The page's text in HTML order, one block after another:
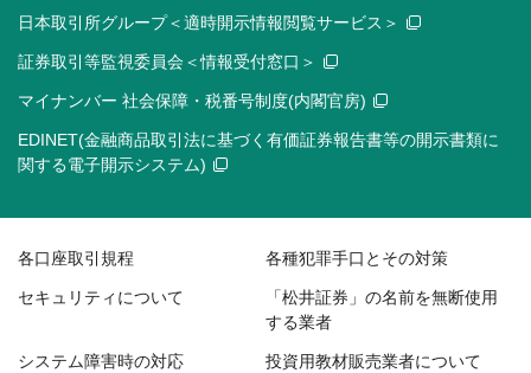
日本取引所グループ＜適時開示情報閲覧サービス＞
証券取引等監視委員会＜情報受付窓口＞
マイナンバー 社会保障・税番号制度(内閣官房)
EDINET(金融商品取引法に基づく有価証券報告書等の開示書類に
関する電子開示システム)
各口座取引規程 各種犯罪手口とその対策
セキュリティについて
「松井証券」の名前を無断使用
する業者
システム障害時の対応 投資用教材販売業者について